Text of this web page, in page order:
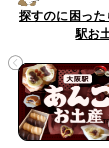
探すのに困っ
駅お